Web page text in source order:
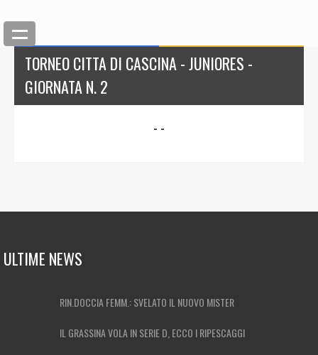
TORNEO CITTA DI CASCINA - JUNIORES -
GIORNATA N. 2
- -
ULTIME NEWS
RIN.DOCCIA FEMM.: SVELATO IL NUOVO MISTER
IL GRASSINA VOLA IN SERIE D, ECCO I RIPESCAGGI